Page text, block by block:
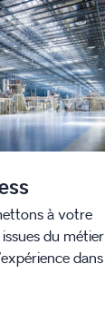
à votre
du métier
dans